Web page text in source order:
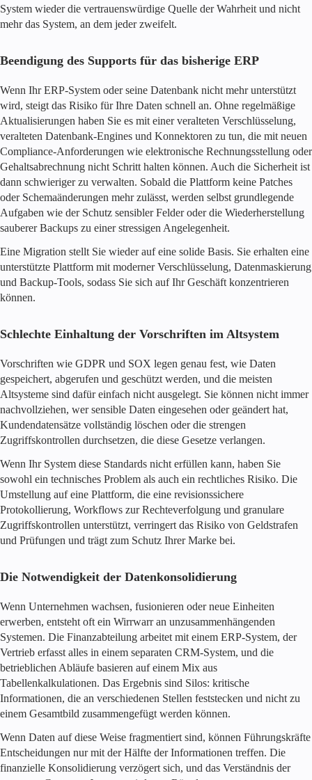
System wieder die vertrauenswürdige Quelle der Wahrheit und nicht
mehr das System, an dem jeder zweifelt.
Beendigung des Supports für das bisherige ERP
Wenn Ihr ERP-System oder seine Datenbank nicht mehr unterstützt
wird, steigt das Risiko für Ihre Daten schnell an. Ohne regelmäßige
Aktualisierungen haben Sie es mit einer veralteten Verschlüsselung,
veralteten Datenbank-Engines und Konnektoren zu tun, die mit neuen
Compliance-Anforderungen wie elektronische Rechnungsstellung oder
Gehaltsabrechnung nicht Schritt halten können. Auch die Sicherheit ist
dann schwieriger zu verwalten. Sobald die Plattform keine Patches
oder Schemaänderungen mehr zulässt, werden selbst grundlegende
Aufgaben wie der Schutz sensibler Felder oder die Wiederherstellung
sauberer Backups zu einer stressigen Angelegenheit.
Eine Migration stellt Sie wieder auf eine solide Basis. Sie erhalten eine
unterstützte Plattform mit moderner Verschlüsselung, Datenmaskierung
und Backup-Tools, sodass Sie sich auf Ihr Geschäft konzentrieren
können.
Schlechte Einhaltung der Vorschriften im Altsystem
Vorschriften wie GDPR und SOX legen genau fest, wie Daten
gespeichert, abgerufen und geschützt werden, und die meisten
Altsysteme sind dafür einfach nicht ausgelegt. Sie können nicht immer
nachvollziehen, wer sensible Daten eingesehen oder geändert hat,
Kundendatensätze vollständig löschen oder die strengen
Zugriffskontrollen durchsetzen, die diese Gesetze verlangen.
Wenn Ihr System diese Standards nicht erfüllen kann, haben Sie
sowohl ein technisches Problem als auch ein rechtliches Risiko. Die
Umstellung auf eine Plattform, die eine revisionssichere
Protokollierung, Workflows zur Rechteverfolgung und granulare
Zugriffskontrollen unterstützt, verringert das Risiko von Geldstrafen
und Prüfungen und trägt zum Schutz Ihrer Marke bei.
Die Notwendigkeit der Datenkonsolidierung
Wenn Unternehmen wachsen, fusionieren oder neue Einheiten
erwerben, entsteht oft ein Wirrwarr an unzusammenhängenden
Systemen. Die Finanzabteilung arbeitet mit einem ERP-System, der
Vertrieb erfasst alles in einem separaten CRM-System, und die
betrieblichen Abläufe basieren auf einem Mix aus
Tabellenkalkulationen. Das Ergebnis sind Silos: kritische
Informationen, die an verschiedenen Stellen feststecken und nicht zu
einem Gesamtbild zusammengefügt werden können.
Wenn Daten auf diese Weise fragmentiert sind, können Führungskräfte
Entscheidungen nur mit der Hälfte der Informationen treffen. Die
finanzielle Konsolidierung verzögert sich, und das Verständnis der